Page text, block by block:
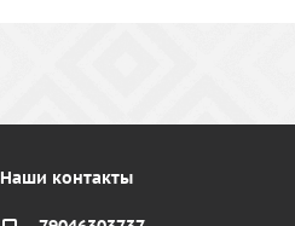
Наши контакты